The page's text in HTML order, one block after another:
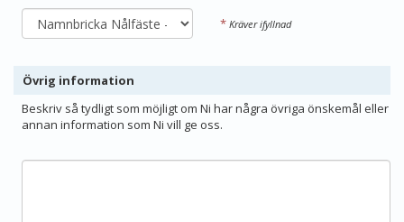
* Kräver ifyllnad
Övrig information
Beskriv så tydligt som möjligt om Ni har några övriga önskemål eller
annan information som Ni vill ge oss.